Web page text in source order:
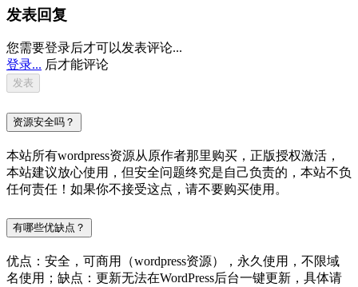
发表回复
您需要登录后才可以发表评论...
登录... 后才能评论
资源安全吗？
本站所有wordpress资源从原作者那里购买，正版授权激活，
本站建议放心使用，但安全问题终究是自己负责的，本站不负
任何责任！如果你不接受这点，请不要购买使用。
有哪些优缺点？
优点：安全，可商用（wordpress资源），永久使用，不限域
名使用；缺点：更新无法在WordPress后台一键更新，具体请